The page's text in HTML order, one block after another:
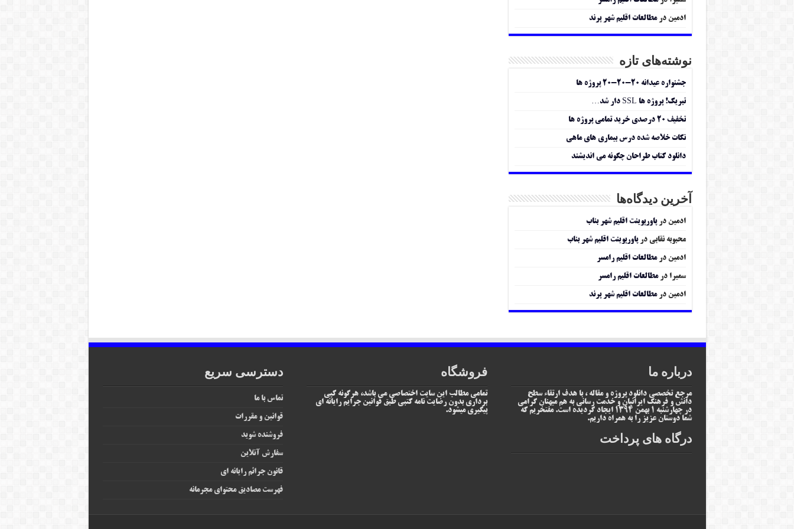
ادمین درمطالعات اقلیم شهر پرند
نوشته‌های تازه
جشنواره عیدانه ۲۰-۲۰-۲۰ پروژه ها
تبریک! پروژه ها SSL دار شد…
تخفیف ۲۰ درصدی خرید تمامی پروژه ها
نکات خلاصه شده درس بیماری های ماهی
دانلود کتاب طراحان چگونه می اندیشند
آخرین دیدگاه‌ها
ادمین درپاورپوینت اقلیم شهر بناب
محبوبه نقابی درپاورپوینت اقلیم شهر بناب
ادمین درمطالعات اقلیم رامسر
سمیرا درمطالعات اقلیم رامسر
ادمین درمطالعات اقلیم شهر پرند
درباره ما
مرجع تخصصی دانلود پروژه و مقاله ، با هدف ارتقاء سطح
دانش و فرهنگ ایرانیان و خدمت رسانی به هم میهنان گرامی
در چهارشنبه 1 بهمن 1394 ایجاد گردیده است. مفتخریم که
شما دوستان عزیز را به همراه داریم.
درگاه های پرداخت
فروشگاه
تمامی مطالب این سایت اختصاصی می باشد، هرگونه کپی
برداری بدون رضایت نامه کتبی طبق قوانین جرایم رایانه ای
پیگیری میشود.
دسترسی سریع
تماس با ما
قوانین و مقررات
فروشنده شوید
سفارش آنلاین
قانون جرائم رایانه‌ ای
فهرست مصادیق محتوای مجرمانه